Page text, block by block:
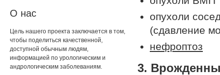
О нас
Цель нашего проекта заключается в том,
чтобы поделиться качественной,
доступной обычным людям,
информацией по урологическим и
андрологическим заболеваниям.
опухоли
(сдавление
нефроптоз
3.